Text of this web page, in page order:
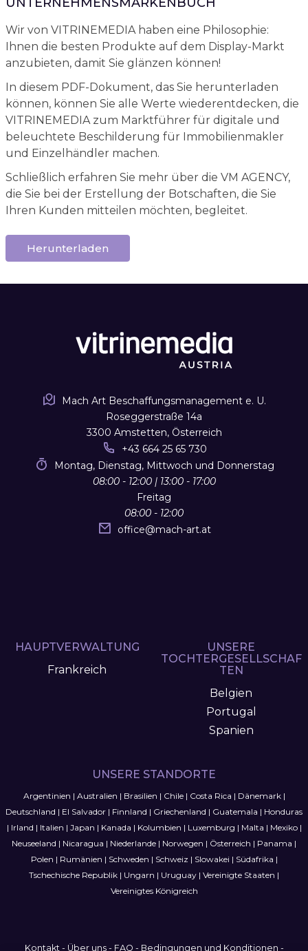
Wir von VITRINEMEDIA haben eine Philosophie:
Ihnen die besten Produkte auf dem Display-Markt
anzubieten, damit Sie glänzen können!
In diesem PDF-Dokument, das Sie herunterladen
können, können Sie alle Werte wiederentdecken, die
VITRINEMEDIA zum Marktführer für digitale und
beleuchtete Beschilderung für Immobilienmakler
und Einzelhändler machen.
Schließlich erfahren Sie mehr über die VM AGENCY,
die Sie bei der Erstellung der Botschaften, die Sie
Ihren Kunden mitteilen möchten, begleitet.
Herunterladen
Mach Art Beschaffungsmanagement e. U.
Roseggerstraße 14a
3300 Amstetten, Österreich
+43 664 25 65 730
Montag, Dienstag, Mittwoch und Donnerstag
08:00 - 12:00 | 13:00 - 17:00
Freitag
08:00 - 12:00
office@mach-art.at
HAUPTVERWALTUNG
Frankreich
UNSERE
TOCHTERGESELLSCHAF
TEN
Belgien
Portugal
Spanien
UNSERE STANDORTE
Argentinien | Australien | Brasilien | Chile| Costa Rica | Dänemark|
Deutschland | El Salvador | Finnland | Griechenland | Guatemala | Honduras
| Irland | Italien | Japan | Kanada | Kolumbien | Luxemburg | Malta | Mexiko|
Neuseeland | Nicaragua | Niederlande | Norwegen | Österreich | Panama |
Polen | Rumänien | Schweden | Schweiz | Slowakei | Südafrika |
Tschechische Republik | Ungarn | Uruguay | Vereinigte Staaten |
Vereinigtes Königreich
Kontakt- Über uns- FAQ - Bedingungen und Konditionen -